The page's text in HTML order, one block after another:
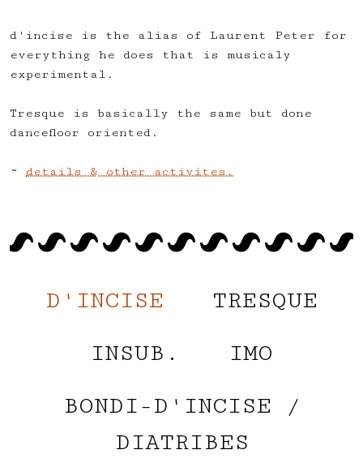
d'incise is the alias of Laurent Peter for
everything he does that is musicaly
experimental.
Tresque is basically the same but done
dancefloor oriented.
~ details & other activites.
D'INCISE
TRESQUE
INSUB.
IMO
BONDI-D'INCISE /
DIATRIBES